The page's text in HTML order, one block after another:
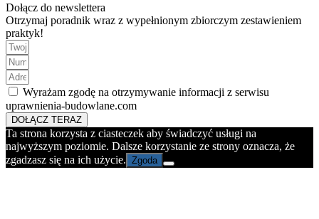
Dołącz do newslettera
Otrzymaj poradnik wraz z wypełnionym zbiorczym zestawieniem
praktyk!
Wyrażam zgodę na otrzymywanie informacji z serwisu
uprawnienia-budowlane.com
DOŁĄCZ TERAZ
Ta strona korzysta z ciasteczek aby świadczyć usługi na
najwyższym poziomie. Dalsze korzystanie ze strony oznacza, że
zgadzasz się na ich użycie. Zgoda